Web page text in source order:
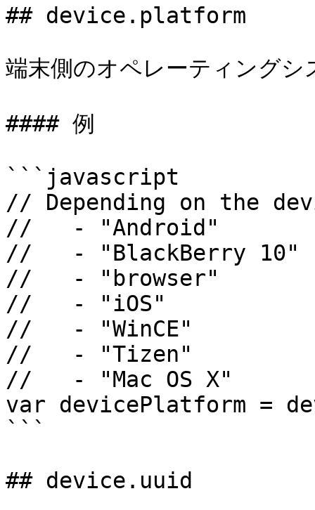
## device.platform
端末側のオペレーティングシ
#### 例
```javascript
// Depending on the
//   - "Android"
//   - "BlackBerry 10"
//   - "browser"
//   - "iOS"
//   - "WinCE"
//   - "Tizen"
//   - "Mac OS X"
var devicePlatform =
```
## device.uuid